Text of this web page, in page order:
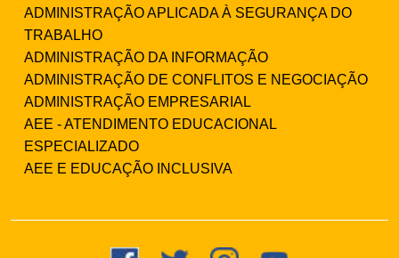
ADMINISTRAÇÃO APLICADA À SEGURANÇA DO
TRABALHO
ADMINISTRAÇÃO DA INFORMAÇÃO
ADMINISTRAÇÃO DE CONFLITOS E NEGOCIAÇÃO
ADMINISTRAÇÃO EMPRESARIAL
AEE - ATENDIMENTO EDUCACIONAL
ESPECIALIZADO
AEE E EDUCAÇÃO INCLUSIVA